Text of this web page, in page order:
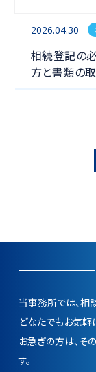
2026.04.30
相続登記の
方と書類の
当事務所では、相
どなたでもお気軽
お急ぎの方は、そ
す。